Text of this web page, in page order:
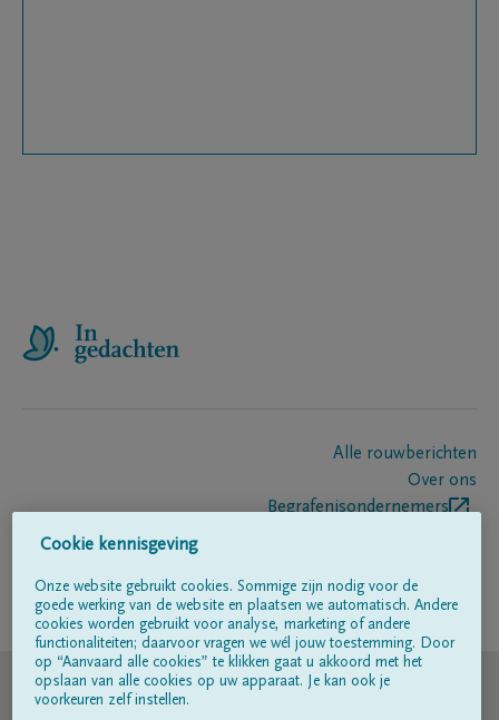
Alle rouwberichten
Over ons
Begrafenisondernemers
Volg ons op
© DELA
Cookie kennisgeving
Onze website gebruikt cookies. Sommige zijn nodig voor de
goede werking van de website en plaatsen we automatisch. Andere
cookies worden gebruikt voor analyse, marketing of andere
functionaliteiten; daarvoor vragen we wél jouw toestemming. Door
op “Aanvaard alle cookies” te klikken gaat u akkoord met het
opslaan van alle cookies op uw apparaat. Je kan ook je
voorkeuren zelf instellen.